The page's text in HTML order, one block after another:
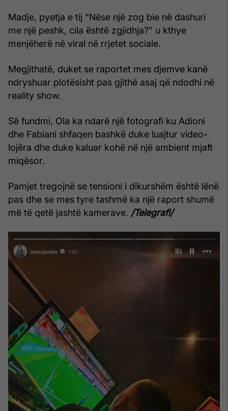
Madje, pyetja e tij “Nëse një zog bie në dashuri
me një peshk, cila është zgjidhja?” u kthye
menjëherë në viral në rrjetet sociale.
Megjithatë, duket se raportet mes djemve kanë
ndryshuar plotësisht pas gjithë asaj që ndodhi në
reality show.
Së fundmi, Ola ka ndarë një fotografi ku Adioni
dhe Fabiani shfaqen bashkë duke luajtur video-
lojëra dhe duke kaluar kohë në një ambient mjaft
miqësor.
Pamjet tregojnë se tensioni i dikurshëm është lënë
pas dhe se mes tyre tashmë ka një raport shumë
më të qetë jashtë kamerave. /Telegrafi/